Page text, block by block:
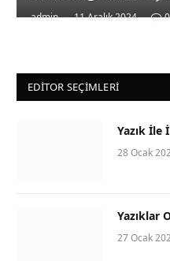
admin 11 Aralık 2024 0
EDITOR SEÇIMLERI
Yazık İle
28 Ocak
Yazıklar
27 Ocak